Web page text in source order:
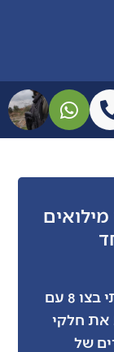
כמו הרבה מאתנו, גם אני התגייסתי בצו 8 עם
את חלקי
של